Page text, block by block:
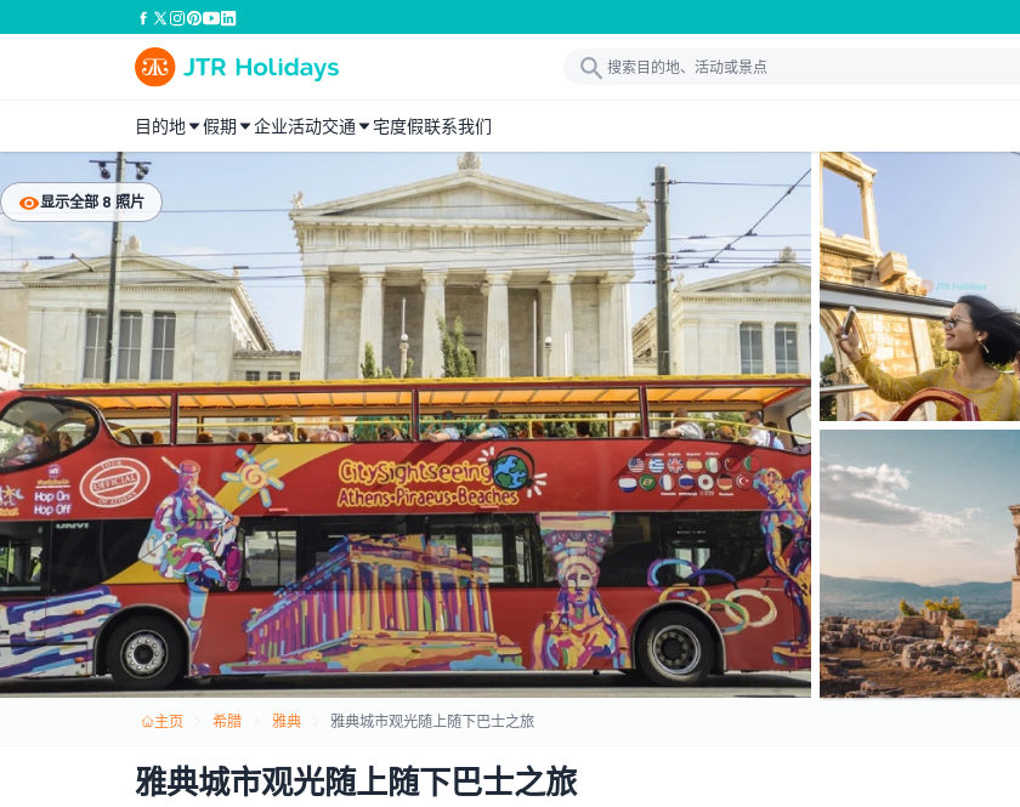
目的地 假期 企业活动交通 宅度假联系我们
显示全部 8 照片
主页 希腊 雅典 雅典城市观光随上随下巴士之旅
雅典城市观光随上随下巴士之旅